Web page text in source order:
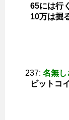
65には行
10万は掘
237: 名無し
ビットコ